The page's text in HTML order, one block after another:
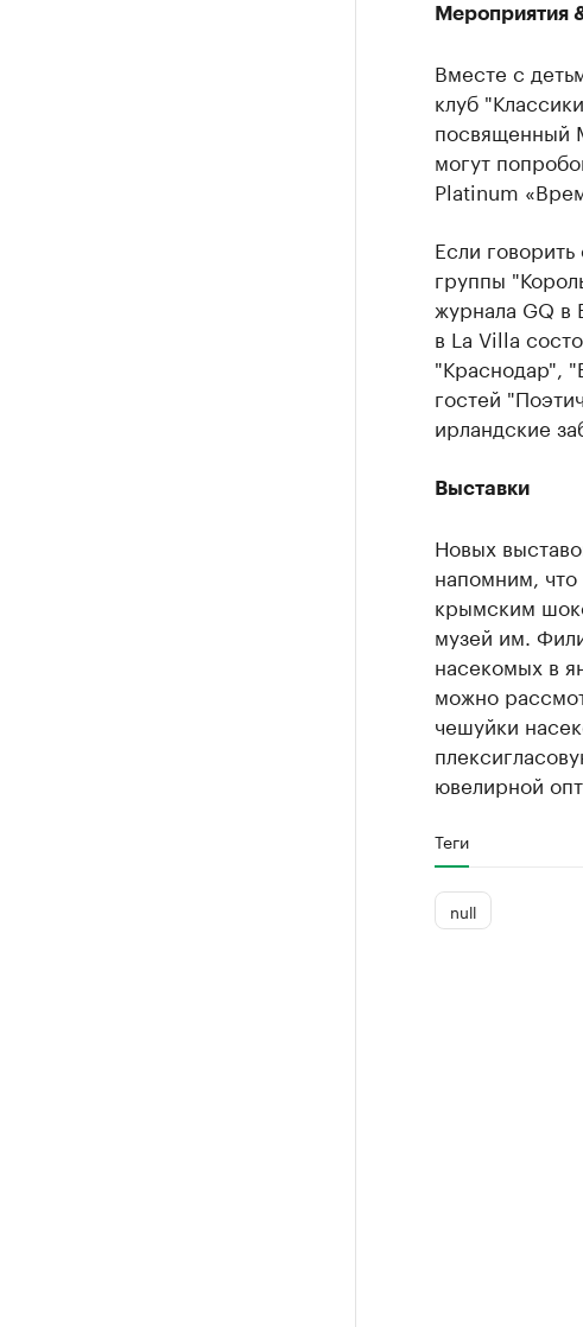
Мероприятия
Вместе с
клуб
посвященный
могут
Platinum
Если
группы
журнала GQ в
в La Villa
"Краснодар",
гостей
ирландские
Выставки
Новых
напомним,
крымским
музей им.
насекомых в
можно
чешуйки
ювелирной
Теги
null